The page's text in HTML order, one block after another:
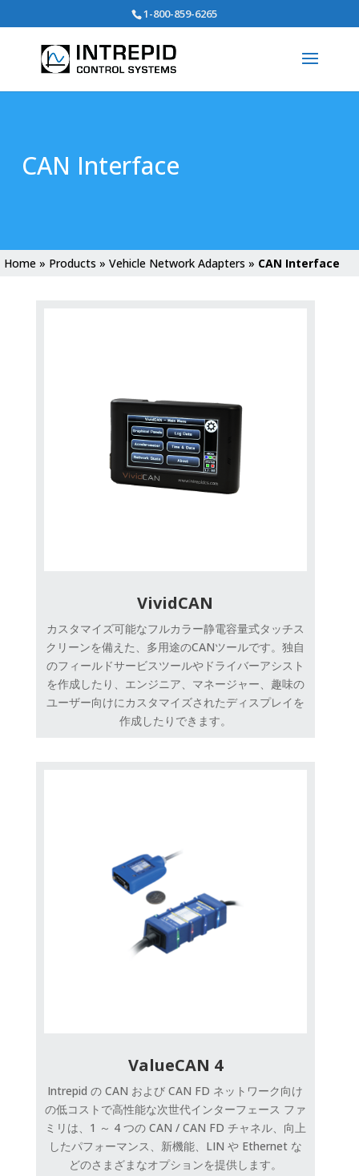
1-800-859-6265
CAN Interface
Home » Products » Vehicle Network Adapters » CAN Interface
VividCAN
カスタマイズ可能なフルカラー静電容量式タッチス
クリーンを備えた、多用途のCANツールです。独自
のフィールドサービスツールやドライバーアシスト
を作成したり、エンジニア、マネージャー、趣味の
ユーザー向けにカスタマイズされたディスプレイを
作成したりできます。
ValueCAN 4
Intrepid の CAN および CAN FD ネットワーク向け
の低コストで高性能な次世代インターフェース ファ
ミリは、1 ～ 4 つの CAN / CAN FD チャネル、向上
したパフォーマンス、新機能、LIN や Ethernet な
どのさまざまなオプションを提供します。